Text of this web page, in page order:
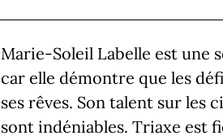
Marie-Soleil Labelle est une
car elle démontre que les
ses rêves. Son talent sur les
sont indéniables. Triaxe est